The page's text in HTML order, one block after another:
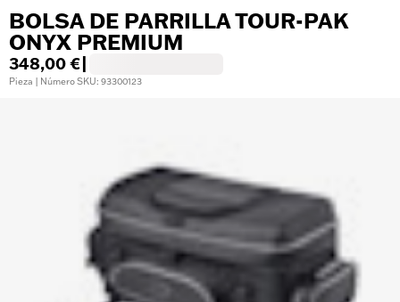
BOLSA DE PARRILLA TOUR-PAK
ONYX PREMIUM
348,00 €
Pieza | Número SKU: 93300123